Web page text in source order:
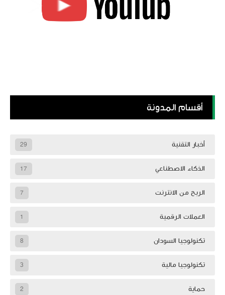
أقسام المدونة
أخبار التقنية 29
الذكاء الاصطناعي 17
الربح من الانترنت 7
العملات الرقمية 1
تكنولوجيا السودان 8
تكنولوجيا مالية 3
حماية 2